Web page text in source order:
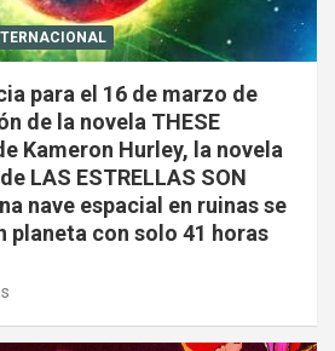
para el 16 de marzo de
de la novela THESE
Kameron Hurley, la novela
LAS ESTRELLAS SON
nave espacial en ruinas se
planeta con solo 41 horas